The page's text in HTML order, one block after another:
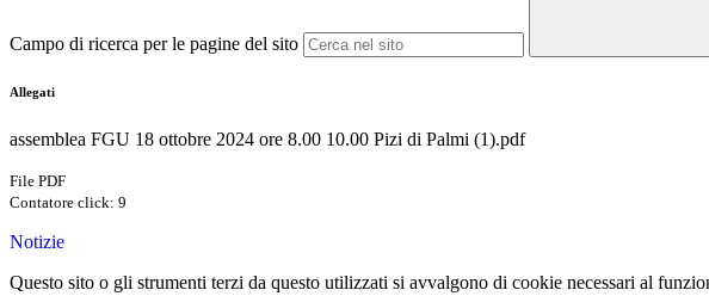
Campo di ricerca per le pagine del sito
Allegati
assemblea FGU 18 ottobre 2024 ore 8.00 10.00 Pizi di Palmi (1).pdf
File PDF
Contatore click: 9
Notizie
Questo sito o gli strumenti terzi da questo utilizzati si avvalgono di cookie necessari al